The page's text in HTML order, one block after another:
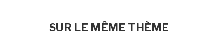
SUR LE MÊME THÈME